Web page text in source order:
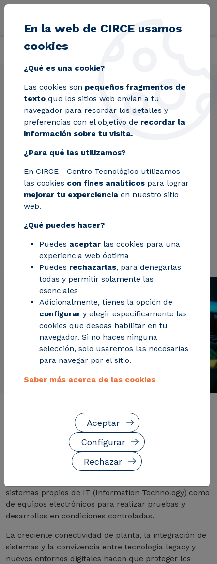
Pasar al contenido principal
Soluciones
Ciberseguridad OT
En CIRCE ayudamos a empresas industriales
reforzar la seguridad de sus sistemas OT,
identificar vulnerabilidades reales y validar
soluciones en nuestro laboratorio antes de su
despliegue en planta. Contamos con las
certificaciones del Esquema Nacional de
Solicita información
Descripción del servicio
Nuestro laboratorio deciberseguridad OT
entorno de investigación e innovación activo,
especializado en la protección desistemas críticos
sistemas propios de IT (Information Technology) como
de equipos electrónicos para realizar pruebas y
desarrollos en condiciones controladas.
La creciente conectividad de planta, la integración de
sistemas y la convivencia entre tecnología legacy y
nuevos entornos digitales hacen que proteger los
En la web de CIRCE usamos
cookies
¿Qué es una cookie?
Las cookies son pequeños fragmentos de
texto que los sitios web envían a tu
navegador para recordar los detalles y
preferencias con el objetivo de recordar la
información sobre tu visita.
¿Para qué las utilizamos?
En CIRCE - Centro Tecnológico utilizamos
las cookies con fines analíticos para lograr
mejorar tu experciencia en nuestro sitio
web.
¿Qué puedes hacer?
Puedes aceptar las cookies para una
experiencia web óptima
Puedes rechazarlas, para denegarlas
todas y permitir solamente las
esenciales
Adicionalmente, tienes la opción de
configurar y elegir especificamente las
cookies que deseas habilitar en tu
navegador. Si no haces ninguna
selección, solo usaremos las necesarias
para navegar por el sitio.
Saber más acerca de las cookies
Rechazar
Configurar
Aceptar